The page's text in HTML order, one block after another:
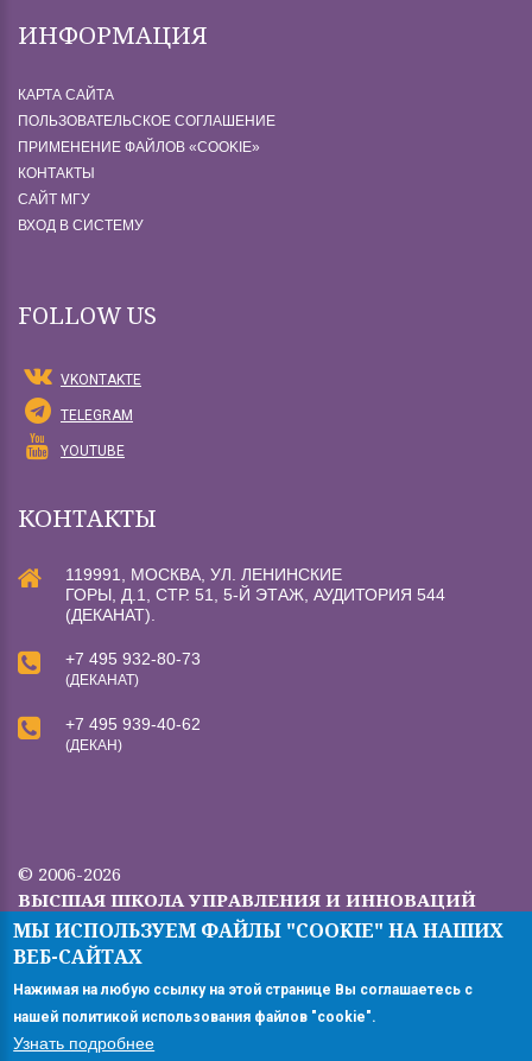
ИНФОРМАЦИЯ
КАРТА САЙТА
ПОЛЬЗОВАТЕЛЬСКОЕ СОГЛАШЕНИЕ
ПРИМЕНЕНИЕ ФАЙЛОВ «СOOKIE»
КОНТАКТЫ
САЙТ МГУ
ВХОД В СИСТЕМУ
FOLLOW US
VKONTAKTE
TELEGRAM
YOUTUBE
КОНТАКТЫ
119991, МОСКВА, УЛ. ЛЕНИНСКИЕ
ГОРЫ, Д.1, СТР. 51, 5-Й ЭТАЖ, АУДИТОРИЯ 544
(ДЕКАНАТ).
+7 495 932-80-73
(ДЕКАНАТ)
+7 495 939-40-62
(ДЕКАН)
© 2006-2026
ВЫСШАЯ ШКОЛА УПРАВЛЕНИЯ И ИННОВАЦИЙ
МГУ.
Все права защищены.
Версия для ПК
МЫ ИСПОЛЬЗУЕМ ФАЙЛЫ "COOKIE" НА НАШИХ
ВЕБ-САЙТАХ
Нажимая на любую ссылку на этой странице Вы соглашаетесь с
нашей политикой использования файлов "cookie".
Узнать подробнее